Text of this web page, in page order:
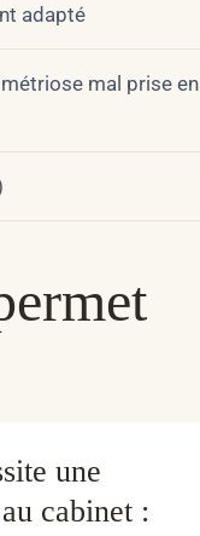
adapté
mal prise en
une
cabinet :